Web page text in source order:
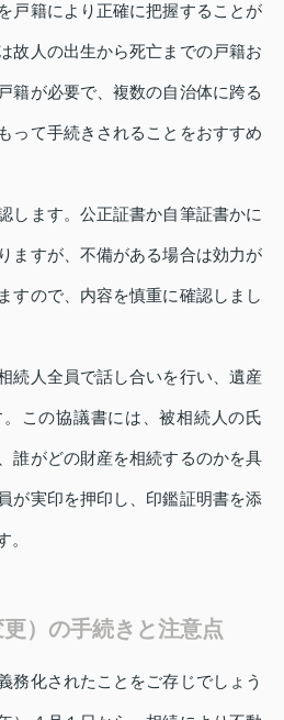
戸籍により正確に把握することが
故人の出生から死亡までの戸籍お
籍が必要で、複数の自治体に跨る
って手続きされることをおすすめ
します。公正証書か自筆証書かに
ますが、不備がある場合は効力が
すので、内容を慎重に確認しまし
続人全員で話し合いを行い、遺産
この協議書には、被相続人の氏
誰がどの財産を相続するのかを具
が実印を押印し、印鑑証明書を添
。
）の手続きと注意点
務化されたことをご存じでしょう